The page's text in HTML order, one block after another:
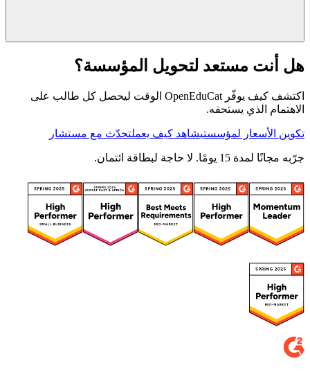
هل أنت مستعد لتحويل المؤسسة؟
اكتشف كيف يوفّر OpenEduCat الوقت ليحصل كل طالب على
الاهتمام الذي يستحقه.
تكوين الأسعار لمؤسستيشاهد كيف يعملتحدّث مع مستشار
جرّبه مجانًا لمدة 15 يومًا. لا حاجة لبطاقة ائتمان.